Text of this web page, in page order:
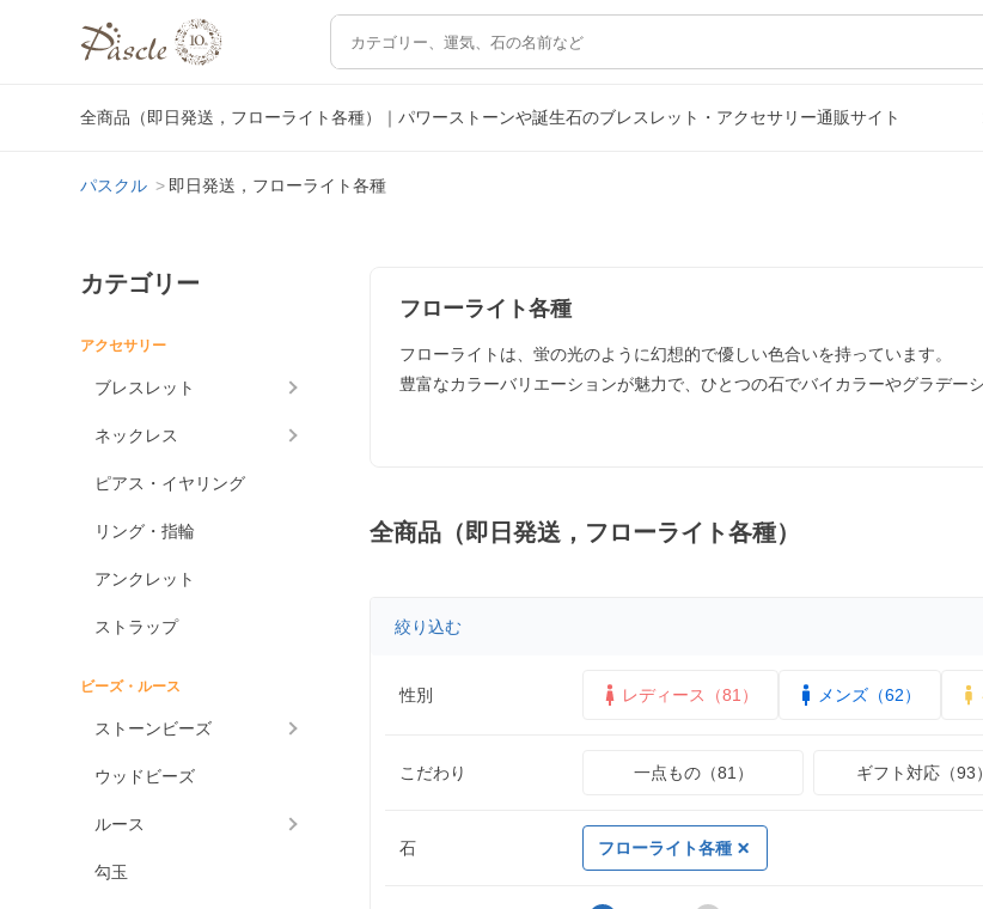
全商品（即日発送，フローライト各種）｜パワーストーンや誕生石のブレスレット・アクセサリー通販サイト
パスクル 即日発送，フローライト各種
カテゴリー
アクセサリー
ブレスレット
ネックレス
ピアス・イヤリング
リング・指輪
アンクレット
ストラップ
ビーズ・ルース
ストーンビーズ
ウッドビーズ
ルース
勾玉
フローライト各種
フローライトは、蛍の光のように幻想的で優しい色合いを持っています。
豊富なカラーバリエーションが魅力で、ひとつの石でバイカラーやグラデー
全商品（即日発送，フローライト各種）
絞り込む
性別 レディース（81） メンズ（62）
こだわり 一点もの（81） ギフト対応（93）
石 フローライト各種